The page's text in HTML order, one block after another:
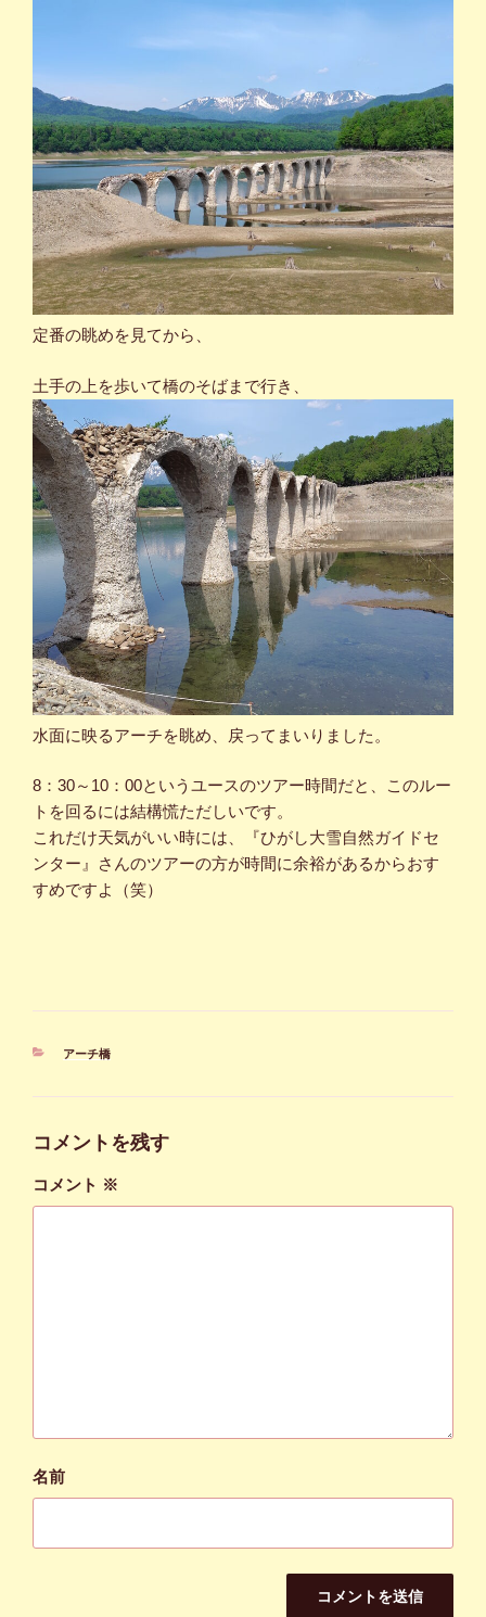
定番の眺めを見てから、
土手の上を歩いて橋のそばまで行き、
水面に映るアーチを眺め、戻ってまいりました。
8：30～10：00というユースのツアー時間だと、このルー
トを回るには結構慌ただしいです。
これだけ天気がいい時には、『ひがし大雪自然ガイドセ
ンター』さんのツアーの方が時間に余裕があるからおす
すめですよ（笑）
カ
アーチ橋
コメントを残す
コメント ※
名前